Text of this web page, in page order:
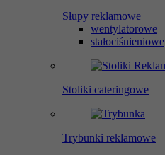
Słupy reklamowe
wentylatorowe
stałociśnieniowe
Stoliki cateringowe
Trybunki reklamowe